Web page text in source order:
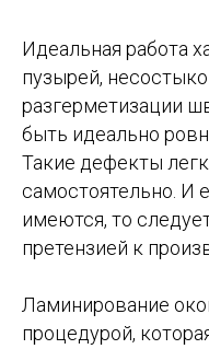
Идеальная работа
пузырей,
разгерметизации
быть идеально
Такие дефекты
самостоятельно. И
имеются, то
претензией к
Ламинирование
процедурой,